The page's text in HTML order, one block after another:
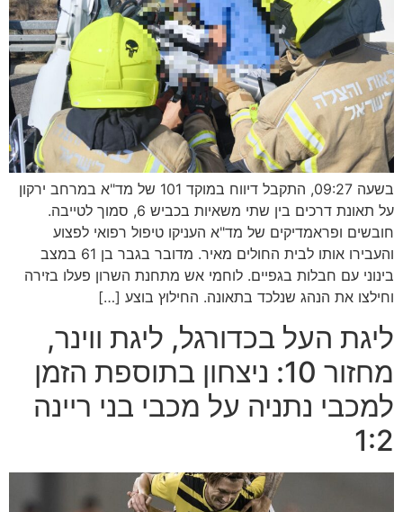
בשעה 09:27, התקבל דיווח במוקד 101 של מד"א במרחב ירקון
על תאונת דרכים בין שתי משאיות בכביש 6, סמוך לטייבה.
חובשים ופראמדיקים של מד"א העניקו טיפול רפואי לפצוע
והעבירו אותו לבית החולים מאיר. מדובר בגבר בן 61 במצב
בינוני עם חבלות בגפיים. לוחמי אש מתחנת השרון פעלו בזירה
וחילצו את הנהג שנלכד בתאונה. החילוץ בוצע […]
ליגת העל בכדורגל, ליגת ווינר,
מחזור 10: ניצחון בתוספת הזמן
למכבי נתניה על מכבי בני ריינה
1:2